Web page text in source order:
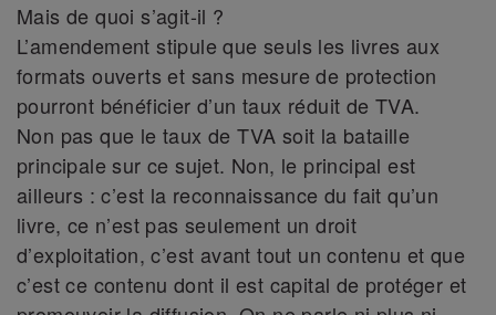
Mais de quoi s’agit-il ?
L’amendement stipule que seuls les livres aux
formats ouverts et sans mesure de protection
pourront bénéficier d’un taux réduit de TVA.
Non pas que le taux de TVA soit la bataille
principale sur ce sujet. Non, le principal est
ailleurs : c’est la reconnaissance du fait qu’un
livre, ce n’est pas seulement un droit
d’exploitation, c’est avant tout un contenu et que
c’est ce contenu dont il est capital de protéger et